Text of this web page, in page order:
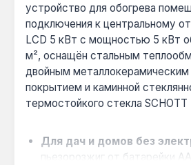
устройство для обогрева
подключения к центральному
LCD 5 кВт с мощностью 5 кВт
м², оснащён стальным
двойным
покрытием и каминной
термостойкого стекла SCHOTT
Для дач и домов без
пьезорозжиг от батарейки